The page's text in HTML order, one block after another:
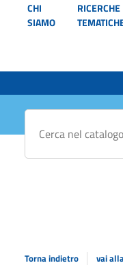
CHI
SIAMO
RICERCHE
Cerca su "Catalogo"
Torna indietro vai